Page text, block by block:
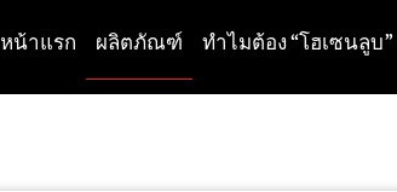
หน้าแรก ผลิตภัณฑ์ ทำไมต้อง “โฮเซนลูบ”